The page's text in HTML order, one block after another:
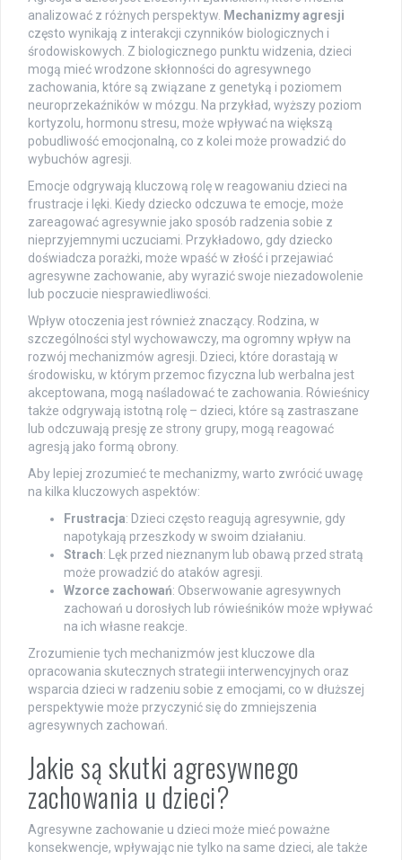
analizować z różnych perspektyw. Mechanizmy agresji
często wynikają z interakcji czynników biologicznych i
środowiskowych. Z biologicznego punktu widzenia, dzieci
mogą mieć wrodzone skłonności do agresywnego
zachowania, które są związane z genetyką i poziomem
neuroprzekaźników w mózgu. Na przykład, wyższy poziom
kortyzolu, hormonu stresu, może wpływać na większą
pobudliwość emocjonalną, co z kolei może prowadzić do
wybuchów agresji.
Emocje odgrywają kluczową rolę w reagowaniu dzieci na
frustracje i lęki. Kiedy dziecko odczuwa te emocje, może
zareagować agresywnie jako sposób radzenia sobie z
nieprzyjemnymi uczuciami. Przykładowo, gdy dziecko
doświadcza porażki, może wpaść w złość i przejawiać
agresywne zachowanie, aby wyrazić swoje niezadowolenie
lub poczucie niesprawiedliwości.
Wpływ otoczenia jest również znaczący. Rodzina, w
szczególności styl wychowawczy, ma ogromny wpływ na
rozwój mechanizmów agresji. Dzieci, które dorastają w
środowisku, w którym przemoc fizyczna lub werbalna jest
akceptowana, mogą naśladować te zachowania. Rówieśnicy
także odgrywają istotną rolę – dzieci, które są zastraszane
lub odczuwają presję ze strony grupy, mogą reagować
agresją jako formą obrony.
Aby lepiej zrozumieć te mechanizmy, warto zwrócić uwagę
na kilka kluczowych aspektów:
Frustracja: Dzieci często reagują agresywnie, gdy
napotykają przeszkody w swoim działaniu.
Strach: Lęk przed nieznanym lub obawą przed stratą
może prowadzić do ataków agresji.
Wzorce zachowań: Obserwowanie agresywnych
zachowań u dorosłych lub rówieśników może wpływać
na ich własne reakcje.
Zrozumienie tych mechanizmów jest kluczowe dla
opracowania skutecznych strategii interwencyjnych oraz
wsparcia dzieci w radzeniu sobie z emocjami, co w dłuższej
perspektywie może przyczynić się do zmniejszenia
agresywnych zachowań.
Jakie są skutki agresywnego
zachowania u dzieci?
Agresywne zachowanie u dzieci może mieć poważne
konsekwencje, wpływając nie tylko na same dzieci, ale także